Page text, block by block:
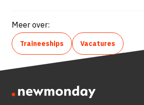
Meer over:
Traineeships Vacatures